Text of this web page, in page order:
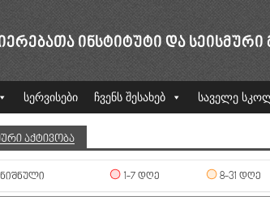
ᲘᲜᲡᲢᲘᲢᲣᲢᲘ ᲓᲐ
სერვისები ჩვენს შესახებ საველე
ᲐᲥᲢᲘᲕᲝᲑᲐ
1-7 ᲓᲦᲔ 8-31 ᲓᲦᲔ